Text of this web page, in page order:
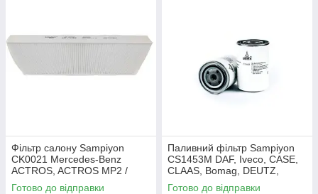
Фільтр салону Sampiyon
CK0021 Mercedes-Benz
ACTROS, ACTROS MP2 /
MP3
Готово до відправки
Паливний фільтр Sampiyon
CS1453M DAF, Iveco, CASE,
CLAAS, Bomag, DEUTZ,
Cummins
Готово до відправки